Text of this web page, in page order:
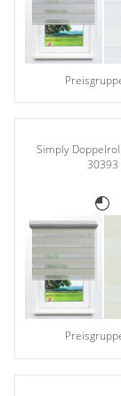
Simply
30393